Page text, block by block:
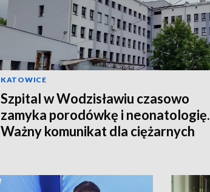
KATOWICE
Szpital w Wodzisławiu czasowo
zamyka porodówkę i neonatologię.
Ważny komunikat dla ciężarnych